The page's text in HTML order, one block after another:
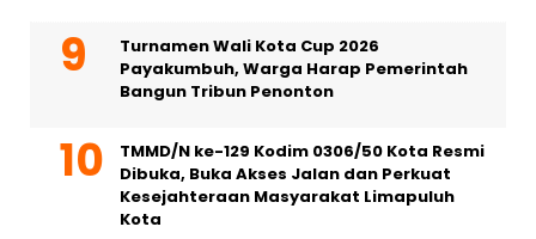
Turnamen Wali Kota Cup 2026
Payakumbuh, Warga Harap Pemerintah
Bangun Tribun Penonton
TMMD/N ke-129 Kodim 0306/50 Kota Resmi
Dibuka, Buka Akses Jalan dan Perkuat
Kesejahteraan Masyarakat Limapuluh
Kota